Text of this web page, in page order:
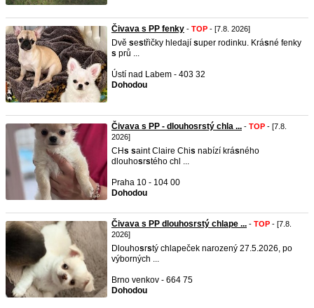
Čivava s PP fenky - TOP - [7.8. 2026]
Dvě sestřičky hledají super rodinku. Krásné fenky
s prů ...
Ústí nad Labem - 403 32
Dohodou
Čivava s PP - dlouhosrstý chla ... - TOP - [7.8.
2026]
CHs saint Claire Chis nabízí krásného
dlouhosrstého chl ...
Praha 10 - 104 00
Dohodou
Čivava s PP dlouhosrstý chlape ... - TOP - [7.8.
2026]
Dlouhosrstý chlapeček narozený 27.5.2026, po
výborných ...
Brno venkov - 664 75
Dohodou